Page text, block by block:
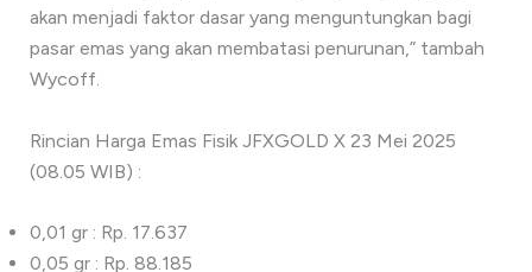
akan menjadi faktor dasar yang menguntungkan bagi
pasar emas yang akan membatasi penurunan,” tambah
Wycoff.
Rincian Harga Emas Fisik JFXGOLD X 23 Mei 2025
(08.05 WIB) :
0,01 gr : Rp. 17.637
0,05 gr : Rp. 88.185